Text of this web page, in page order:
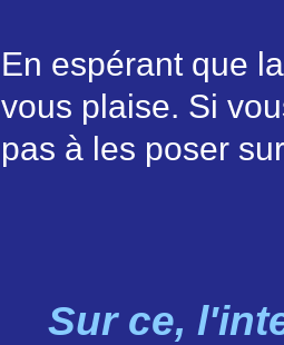
En espérant que
vous plaise. Si
pas à les poser
Sur ce,